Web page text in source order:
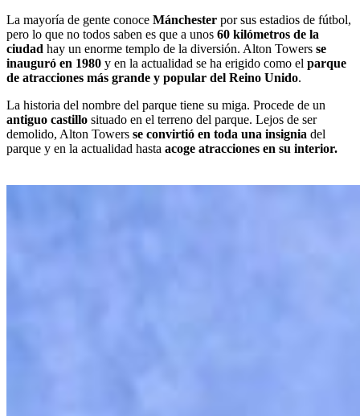
La mayoría de gente conoce Mánchester por sus estadios de fútbol,
pero lo que no todos saben es que a unos 60 kilómetros de la
ciudad hay un enorme templo de la diversión. Alton Towers se
inauguró en 1980 y en la actualidad se ha erigido como el parque
de atracciones más grande y popular del Reino Unido.
La historia del nombre del parque tiene su miga. Procede de un
antiguo castillo situado en el terreno del parque. Lejos de ser
demolido, Alton Towers se convirtió en toda una insignia del
parque y en la actualidad hasta acoge atracciones en su interior.